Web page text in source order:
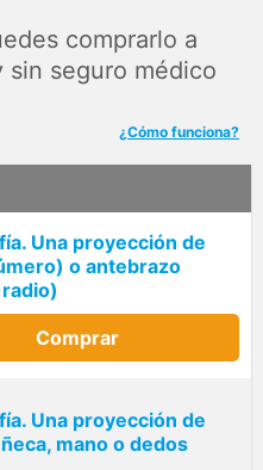
comprarlo a
sin seguro médico
¿Cómo funciona?
Una proyección de
o antebrazo
Comprar
Una proyección de
mano o dedos